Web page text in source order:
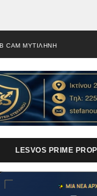
CAM ΜΥΤΙΛΗΝΗ
LESVOS PRIME